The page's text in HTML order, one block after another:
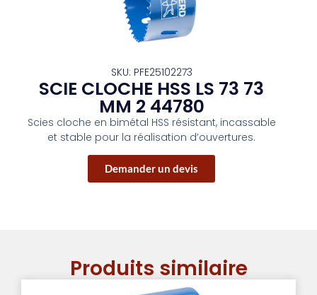
SKU: PFE25102273
SCIE CLOCHE HSS LS 73 73
MM 2 44780
Scies cloche en bimétal HSS résistant, incassable
et stable pour la réalisation d’ouvertures.
Demander un devis
Produits similaire